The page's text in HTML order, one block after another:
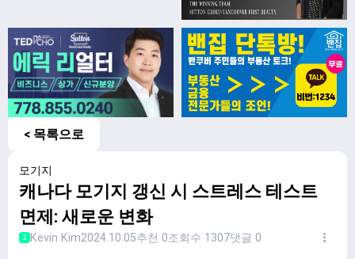
< 목록으로
모기지
캐나다 모기지 갱신 시 스트레스 테스트
면제: 새로운 변화
2 Kevin Kim2024.10.05추천 0조회수 1307댓글 0